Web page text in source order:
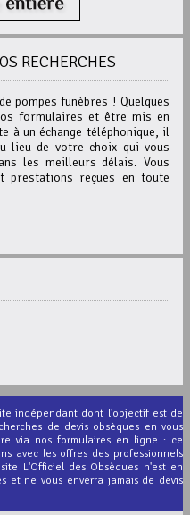
RECHERCHES
pompes funèbres ! Quelques
formulaires et être mis en
à un échange téléphonique, il
lieu de votre choix qui vous
les meilleurs délais. Vous
prestations reçues en toute
indépendant dont l'objectif est de
de devis obsèques en vous
via nos formulaires en ligne : ce
avec les offres des professionnels
L'Officiel des Obsèques n'est en
et ne vous enverra jamais de devis